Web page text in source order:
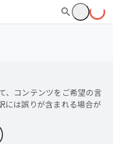
、コンテンツをご希望の言
には誤りが含まれる場合が